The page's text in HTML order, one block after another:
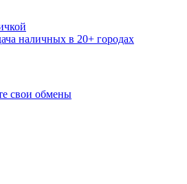
наличных в 20+ городах
свои обмены